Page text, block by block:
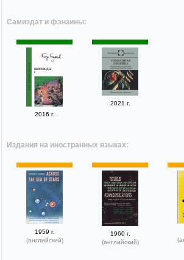
Самиздат и фэнзины:
2016 г.
2021 г.
Издания на иностранных языках:
1959 г.
(английский)
1960 г.
(английский)